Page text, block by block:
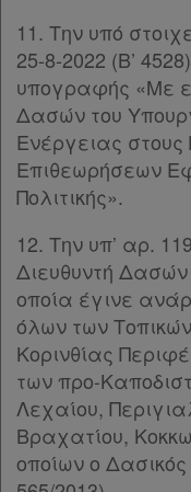
Χρήσιμα
Assistant
Νομολογία
Kodiko
Forum
Αναζήτηση
Κ.Α.Δ.
Διακρατικές
Συμφωνίες
Ελλάδας
11. Την υπό
25-8-2022 (Β’
υπογραφής «Με
Δασών του
Ενέργειας
Επιθεωρήσεων
Πολιτικής».
12. Την υπ’ αρ.
Διευθυντή
οποία έγινε
όλων των
Κορινθίας
των προ-
Λεχαίου,
Βραχατίου,
οποίων ο